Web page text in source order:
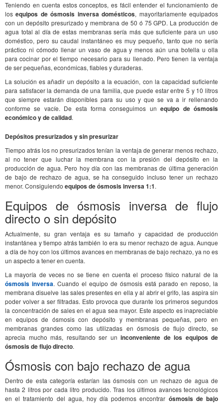
Teniendo en cuenta estos conceptos, es fácil entender el funcionamiento de
losequipos de ósmosis inversa domésticos, mayoritariamente equipados
con un depósito presurizado y membrana de 50 ó 75 GPD. La producción de
agua total al día de estas membranas sería más que suficiente para un uso
doméstico, pero su caudal instantáneo es muy pequeño, tanto que no sería
práctico ni cómodo llenar un vaso de agua y menos aún una botella u olla
para cocinar por el tiempo necesario para su llenado. Pero tienen la ventaja
de ser pequeñas, económicas, fiables y duraderas.
La solución es añadir un depósito a la ecuación, con la capacidad suficiente
para satisfacer la demanda de una familia, que puede estar entre 5 y 10 litros
que siempre estarán disponibles para su uso y que se va a ir rellenando
conforme se vacíe. De esta forma conseguimos unequipo de ósmosis
económico y de calidad.
Depósitos presurizados y sin presurizar
Tiempo atrás los no presurizados tenían la ventaja de generar menos rechazo,
al no tener que luchar la membrana con la presión del depósito en la
producción de agua. Pero hoy día con las membranas de última generación
de bajo de rechazo de agua, se ha conseguido incluso tener un rechazo
menor. Consiguiendo equipos de ósmosis inversa 1:1.
Equipos de ósmosis inversa de flujo
directo o sin depósito
Actualmente, su gran ventaja es su tamaño y capacidad de producción
instantánea y tiempo atrás también lo era su menor rechazo de agua. Aunque
a día de hoy con los últimos avances en membranas de bajo rechazo, ya no es
un aspecto a tener en cuenta.
La mayoría de veces no se tiene en cuenta el proceso físico natural de la
ósmosis inversa. Cuando el equipo de ósmosis está parado en reposo, la
membrana disuelve las sales presentes en ella y al abrir el grifo, las aspira sin
poder volver a ser filtradas. Esto provoca que durante los primeros segundos
la concentración de sales en el agua sea mayor. Este aspecto es inapreciable
en equipos de ósmosis con depósito y membranas pequeñas, pero en
membranas grandes como las utilizadas en ósmosis de flujo directo, se
aprecia mucho más, resultando ser un inconveniente de los equipos de
ósmosis de flujo directo.
Ósmosis con bajo rechazo de agua
Dentro de esta categoría estarían las ósmosis con un rechazo de agua de
hasta 2 litros por cada litro producido. Tras los últimos avances tecnológicos
en el tratamiento del agua, hoy día podemos encontrar ósmosis de bajo